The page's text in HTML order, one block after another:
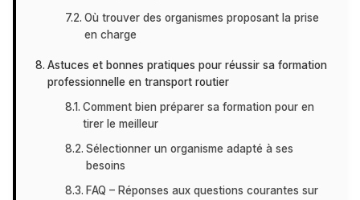
Où trouver des organismes proposant la prise
en charge
Astuces et bonnes pratiques pour réussir sa formation
professionnelle en transport routier
Comment bien préparer sa formation pour en
tirer le meilleur
Sélectionner un organisme adapté à ses
besoins
FAQ – Réponses aux questions courantes sur